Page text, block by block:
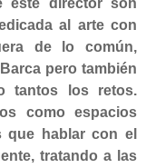
este director son
al arte con
de lo común,
pero también
tantos los retos.
como espacios
que hablar con el
tratando a las